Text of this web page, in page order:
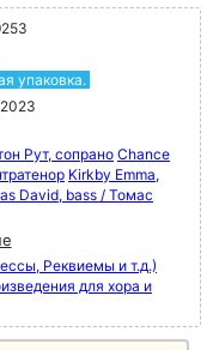
упаковка.
Рут, сопраноChance
Kirkby Emma,
David, bass / Томас
Реквиемы и т.д.)
для хора и